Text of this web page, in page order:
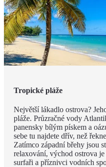
Tropické pláže
Největší lákadlo ostrova?
pláže. Průzračné vody
panensky bílým pískem a
sebe tu najdete dřív, než
Zatímco západní břehy jsou
relaxování, východ ostrova
surfaři a příznivci vodních